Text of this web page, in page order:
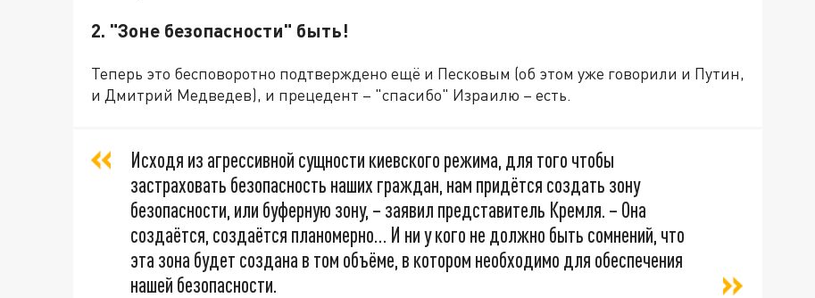
2. "Зоне безопасности" быть!
Теперь это бесповоротно подтверждено ещё и Песковым (об этом уже говорили и Путин,
и Дмитрий Медведев), и прецедент – "спасибо" Израилю – есть.
Исходя из агрессивной сущности киевского режима, для того чтобы
застраховать безопасность наших граждан, нам придётся создать зону
безопасности, или буферную зону, – заявил представитель Кремля. – Она
создаётся, создаётся планомерно… И ни у кого не должно быть сомнений, что
эта зона будет создана в том объёме, в котором необходимо для обеспечения
нашей безопасности.